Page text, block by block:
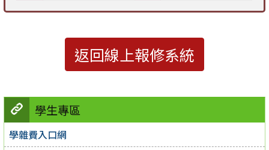
學生專區
學雜費入口網
返回線上報修系統